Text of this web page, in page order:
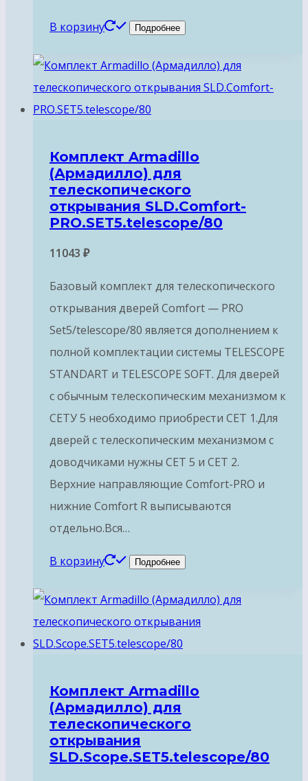
В корзину Подробнее
Комплект Armadillo
(Армадилло) для
телескопического
открывания SLD.Comfort-
PRO.SET5.telescope/80
11043 ₽
Базовый комплект для телескопического
открывания дверей Comfort — PRO
Set5/telescope/80 является дополнением к
полной комплектации системы TELESCOPE
STANDART и TELESCOPE SOFT. Для дверей
с обычным телескопическим механизмом к
СЕТУ 5 необходимо приобрести СЕТ 1.Для
дверей с телескопическим механизмом с
доводчиками нужны СЕТ 5 и СЕТ 2.
Верхние направляющие Comfort-PRO и
нижние Comfort R выписываются
отдельно.Вся…
В корзину Подробнее
Комплект Armadillo
(Армадилло) для
телескопического
открывания
SLD.Scope.SET5.telescope/80